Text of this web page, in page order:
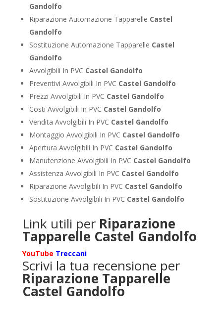
Gandolfo
Riparazione Automazione Tapparelle Castel
Gandolfo
Sostituzione Automazione Tapparelle Castel
Gandolfo
Avvolgibili In PVC Castel Gandolfo
Preventivi Avvolgibili In PVC Castel Gandolfo
Prezzi Avvolgibili In PVC Castel Gandolfo
Costi Avvolgibili In PVC Castel Gandolfo
Vendita Avvolgibili In PVC Castel Gandolfo
Montaggio Avvolgibili In PVC Castel Gandolfo
Apertura Avvolgibili In PVC Castel Gandolfo
Manutenzione Avvolgibili In PVC Castel Gandolfo
Assistenza Avvolgibili In PVC Castel Gandolfo
Riparazione Avvolgibili In PVC Castel Gandolfo
Sostituzione Avvolgibili In PVC Castel Gandolfo
Link utili per Riparazione
Tapparelle Castel Gandolfo
YouTube Treccani
Scrivi la tua recensione per
Riparazione Tapparelle
Castel Gandolfo